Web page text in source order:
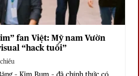
fan Việt: Mỹ nam Vườn
“hack tuổi”